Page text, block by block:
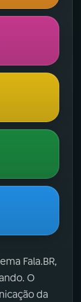
Fala.BR,
O
da